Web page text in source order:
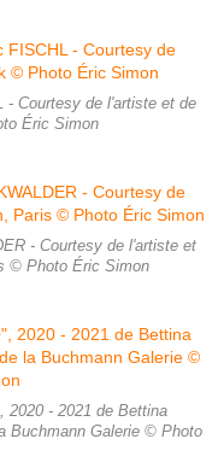
- Courtesy de l'artiste et de
Éric Simon
- Courtesy de l'artiste et
© Photo Éric Simon
2020 - 2021 de Bettina
Buchmann Galerie © Photo